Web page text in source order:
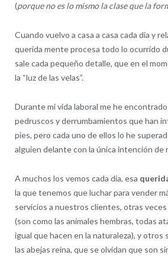
(porque no es lo mismo la clase que la
Cuando vuelvo a casa a casa cada día y
querida mente procesa todo lo ocurrido
sale cada pequeño detalle, que en el
la “luz de las velas”.
Durante mi vida laboral me he
pedruscos y derrumbamientos que han
pies, pero cada uno de ellos lo he
alguien delante con la única intención de
A muchos los vemos cada día, esa
la que tenemos que luchar para vender
servicios a nuestros clientes, otras
(son como las animales hembras, todas
igual que hacen en la naturaleza), y otros
las abejas reina, que se olvidan que son